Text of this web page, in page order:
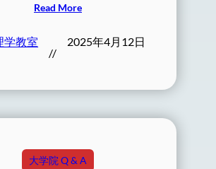
Read More
学教室
//
2025年4月12日
大学院 Q & A